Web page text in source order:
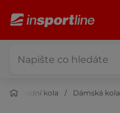
Jízdní kola Dámská kola